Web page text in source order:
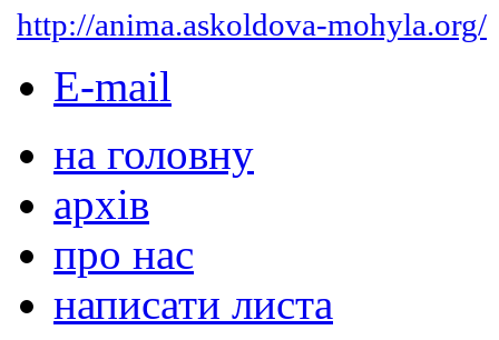
http://anima.askoldova-mohyla.org/
E-mail
на головну
архів
про нас
написати листа